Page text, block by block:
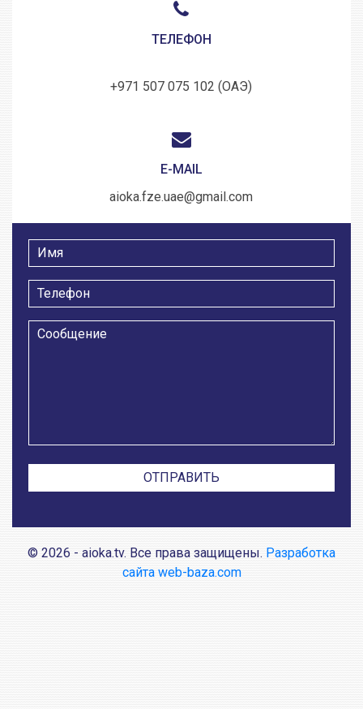
ТЕЛЕФОН
+971 507 075 102 (ОАЭ)
E-MAIL
aioka.fze.uae@gmail.com
© 2026 - aioka.tv. Все права защищены. Разработка
сайта web-baza.com